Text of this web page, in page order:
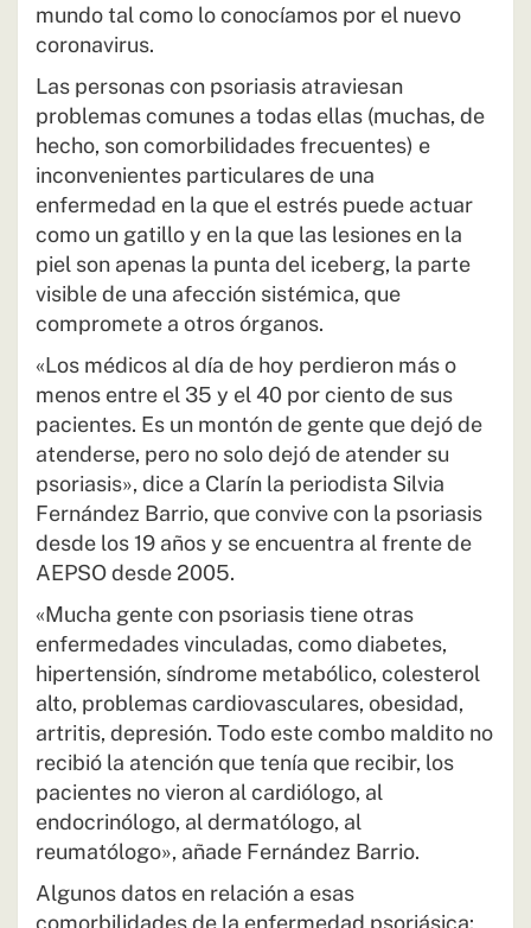
mundo tal como lo conocíamos por el nuevo
coronavirus.
Las personas con psoriasis atraviesan
problemas comunes a todas ellas (muchas, de
hecho, son comorbilidades frecuentes) e
inconvenientes particulares de una
enfermedad en la que el estrés puede actuar
como un gatillo y en la que las lesiones en la
piel son apenas la punta del iceberg, la parte
visible de una afección sistémica, que
compromete a otros órganos.
«Los médicos al día de hoy perdieron más o
menos entre el 35 y el 40 por ciento de sus
pacientes. Es un montón de gente que dejó de
atenderse, pero no solo dejó de atender su
psoriasis», dice a Clarín la periodista Silvia
Fernández Barrio, que convive con la psoriasis
desde los 19 años y se encuentra al frente de
AEPSO desde 2005.
«Mucha gente con psoriasis tiene otras
enfermedades vinculadas, como diabetes,
hipertensión, síndrome metabólico, colesterol
alto, problemas cardiovasculares, obesidad,
artritis, depresión. Todo este combo maldito no
recibió la atención que tenía que recibir, los
pacientes no vieron al cardiólogo, al
endocrinólogo, al dermatólogo, al
reumatólogo», añade Fernández Barrio.
Algunos datos en relación a esas
comorbilidades de la enfermedad psoriásica: